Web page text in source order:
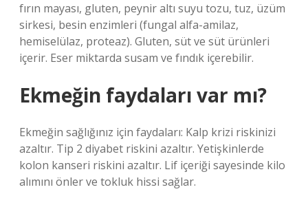
fırın mayası, gluten, peynir altı suyu tozu, tuz, üzüm
sirkesi, besin enzimleri (fungal alfa-amilaz,
hemiselülaz, proteaz). Gluten, süt ve süt ürünleri
içerir. Eser miktarda susam ve fındık içerebilir.
Ekmeğin faydaları var mı?
Ekmeğin sağlığınız için faydaları: Kalp krizi riskinizi
azaltır. Tip 2 diyabet riskini azaltır. Yetişkinlerde
kolon kanseri riskini azaltır. Lif içeriği sayesinde kilo
alımını önler ve tokluk hissi sağlar.